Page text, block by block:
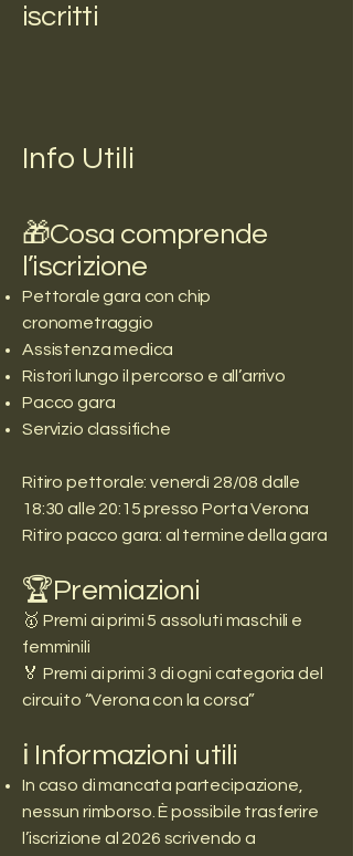
iscritti
Info Utili
🎁Cosa comprende
l’iscrizione
Pettorale gara con chip
cronometraggio
Assistenza medica
Ristori lungo il percorso e all’arrivo
Pacco gara
Servizio classifiche
Ritiro pettorale: venerdì 28/08 dalle
18:30 alle 20:15 presso Porta Verona
Ritiro pacco gara: al termine della gara
🏆Premiazioni
🥇 Premi ai primi 5 assoluti maschili e
femminili
🏅 Premi ai primi 3 di ogni categoria del
circuito “Verona con la corsa”
ℹ️ Informazioni utili
In caso di mancata partecipazione,
nessun rimborso. È possibile trasferire
l’iscrizione al 2026 scrivendo a